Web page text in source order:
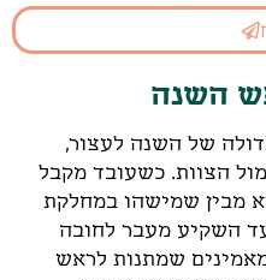
השנה
של השנה לעצור,
הצוות. כשעובד מקבל
מבין שמישהו במחלקת
השקיע מעבר לחובה
שמתנות לראש